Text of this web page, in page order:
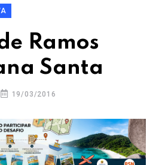
Ramos
Santa
19/03/2016